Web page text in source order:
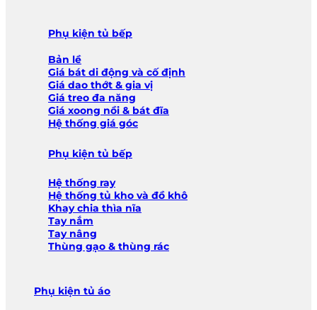
Phụ kiện tủ bếp
Bản lề
Giá bát di động và cố định
Giá dao thớt & gia vị
Giá treo đa năng
Giá xoong nồi & bát đĩa
Hệ thống giá góc
Phụ kiện tủ bếp
Hệ thống ray
Hệ thống tủ kho và đồ khô
Khay chia thìa nĩa
Tay nắm
Tay nâng
Thùng gạo & thùng rác
Phụ kiện tủ áo